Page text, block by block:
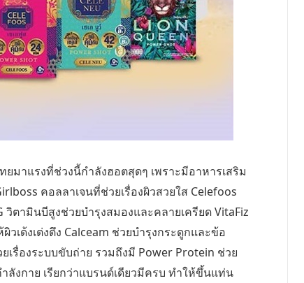
ยมาแรงที่ช่วงนี้กำลังฮอตสุดๆ เพราะมีอาหารเสริม
คอลลาเจนที่ช่วยเรื่องผิวสวยใส Celefoos
ตามินบีสูงช่วยบำรุงสมองและคลายเครียด VitaFiz
เด้งเต่งตึง Calceam ช่วยบำรุงกระดูกและข้อ
เรื่องระบบขับถ่าย รวมถึงมี Power Protein ช่วย
ลังกาย เรียกว่าแบรนด์เดียวมีครบ ทำให้ขึ้นแท่น